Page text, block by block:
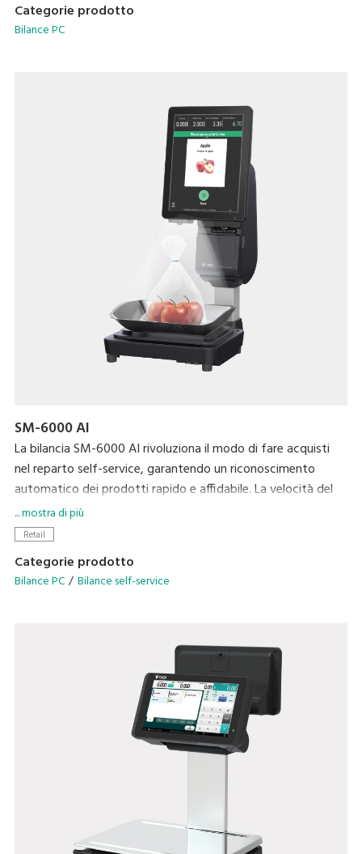
per offrire un'esperienza di shopping piacevole, che vede il
cliente protagonista. Dall'altra parte, l'operatore ha a sua
e.Label, le Infotag e gli Speed ID. Le varianti per il banco e
self-service permettono di declinare le sue peculiarità per
tutti i reparti, per un punto vendita elegante e tecnologico.
Be free from limits: rompi gli schemi e rivoluziona lo
shopping di tutti i giorni con SM-6000!
Categorie prodotto
Bilance PC
SM-6000 AI
La bilancia SM-6000 AI rivoluziona il modo di fare acquisti
nel reparto self-service, garantendo un riconoscimento
automatico dei prodotti rapido e affidabile. La velocità del
sistema Edge computing DIGI permette di snellire le
operazioni di pesatura dei prodotti sfusi o insacchettati del
PLU.
... mostra di più
Retail
Categorie prodotto
Bilance PC Bilance self-service